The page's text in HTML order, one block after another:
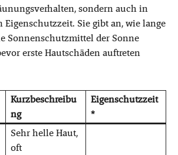
sondern auch in
Eigenschutzzeit. Sie gibt an, wie lange
Sonnenschutzmittel der Sonne
erste Hautschäden auftreten
Kurzbeschreibu
ng
Eigenschutzzeit
*
Sehr helle Haut,
oft